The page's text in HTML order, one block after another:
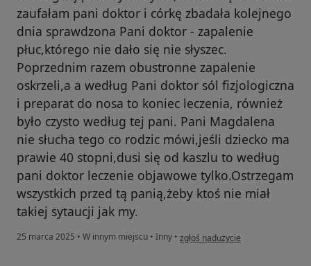
zaufałam pani doktor i córkę zbadała kolejnego
dnia sprawdzona Pani doktor - zapalenie
płuc,którego nie dało się nie słyszec.
Poprzednim razem obustronne zapalenie
oskrzeli,a a według Pani doktor sól fizjologiczna
i preparat do nosa to koniec leczenia, również
było czysto według tej pani. Pani Magdalena
nie słucha tego co rodzic mówi,jeśli dziecko ma
prawie 40 stopni,dusi się od kaszlu to według
pani doktor leczenie objawowe tylko.Ostrzegam
wszystkich przed tą panią,żeby ktoś nie miał
takiej sytaucji jak my.
25 marca 2025 • W innym miejscu • Inny • w opinii użytkownika Pacjent
zgłoś nadużycie